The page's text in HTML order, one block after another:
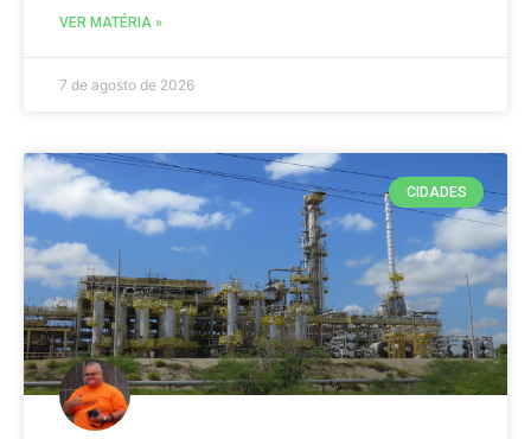
VER MATÉRIA »
7 de agosto de 2026
CIDADES